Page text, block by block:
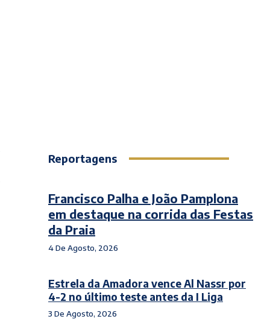
Reportagens
Francisco Palha e João Pamplona
em destaque na corrida das Festas
da Praia
4 De Agosto, 2026
Estrela da Amadora vence Al Nassr por
4-2 no último teste antes da I Liga
3 De Agosto, 2026